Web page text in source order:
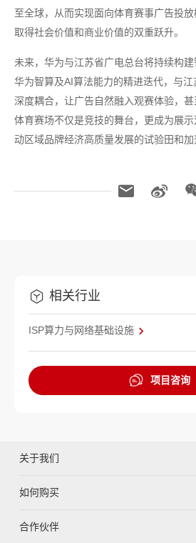
至全球，从而实现面向体育赛事广告投放
取得社会价值和商业价值的双重跃升。
未来，华为与江苏省广电总台将持续构
华为智算及AI算法能力的精进迭代，与
深度耦合，让广告自然融入观赛体验，
体育赛场不仅是竞技的舞台，更成为展
动区域品牌经济高质量发展的试验田和加
相关行业
ISP算力与网络基础设施
项目咨询
关于我们
如何购买
合作伙伴